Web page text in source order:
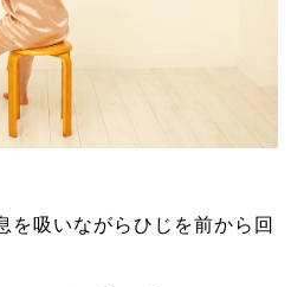
を吸いながらひじを前から回